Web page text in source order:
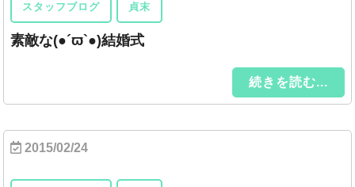
スタッフブログ 貞末
素敵な(●´ϖ`●)結婚式
続きを読む...
2015/02/24